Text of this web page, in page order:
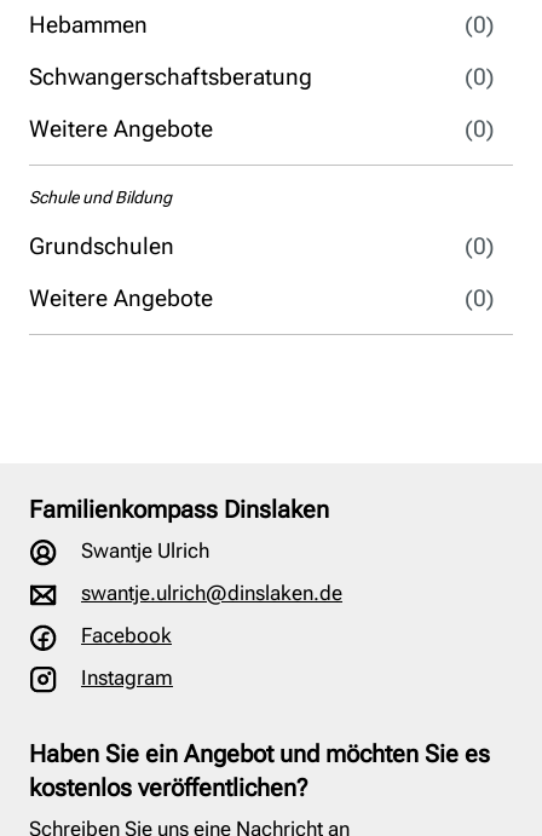
Hebammen
(0)
Schwangerschaftsberatung
(0)
Weitere Angebote
(0)
Schule und Bildung
Grundschulen
(0)
Weitere Angebote
(0)
Familienkompass Dinslaken
Swantje Ulrich
swantje.ulrich@dinslaken.de
Facebook
Instagram
Haben Sie ein Angebot und möchten Sie es
kostenlos veröffentlichen?
Schreiben Sie uns eine Nachricht an